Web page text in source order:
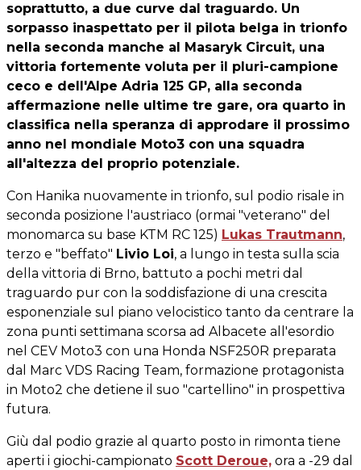
soprattutto, a due curve dal traguardo. Un
sorpasso inaspettato per il pilota belga in trionfo
nella seconda manche al Masaryk Circuit, una
vittoria fortemente voluta per il pluri-campione
ceco e dell'Alpe Adria 125 GP, alla seconda
affermazione nelle ultime tre gare, ora quarto in
classifica nella speranza di approdare il prossimo
anno nel mondiale Moto3 con una squadra
all'altezza del proprio potenziale.
Con Hanika nuovamente in trionfo, sul podio risale in
seconda posizione l'austriaco (ormai "veterano" del
monomarca su base KTM RC 125) Lukas Trautmann,
terzo e "beffato" Livio Loi, a lungo in testa sulla scia
della vittoria di Brno, battuto a pochi metri dal
traguardo pur con la soddisfazione di una crescita
esponenziale sul piano velocistico tanto da centrare la
zona punti settimana scorsa ad Albacete all'esordio
nel CEV Moto3 con una Honda NSF250R preparata
dal Marc VDS Racing Team, formazione protagonista
in Moto2 che detiene il suo "cartellino" in prospettiva
futura.
Giù dal podio grazie al quarto posto in rimonta tiene
aperti i giochi-campionato Scott Deroue, ora a -29 dal